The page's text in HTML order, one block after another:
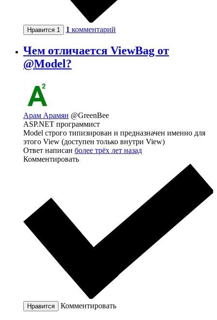
Нравится 1 1 комментарий
Чем отличается ViewBag от
@Model?
Арам Арамян @GreenBee
ASP.NET программист
Model строго типизирован и предназначен именно для
этого View (доступен только внутри View)
Ответ написан более трёх лет назад
Комментировать
Нравится Комментировать